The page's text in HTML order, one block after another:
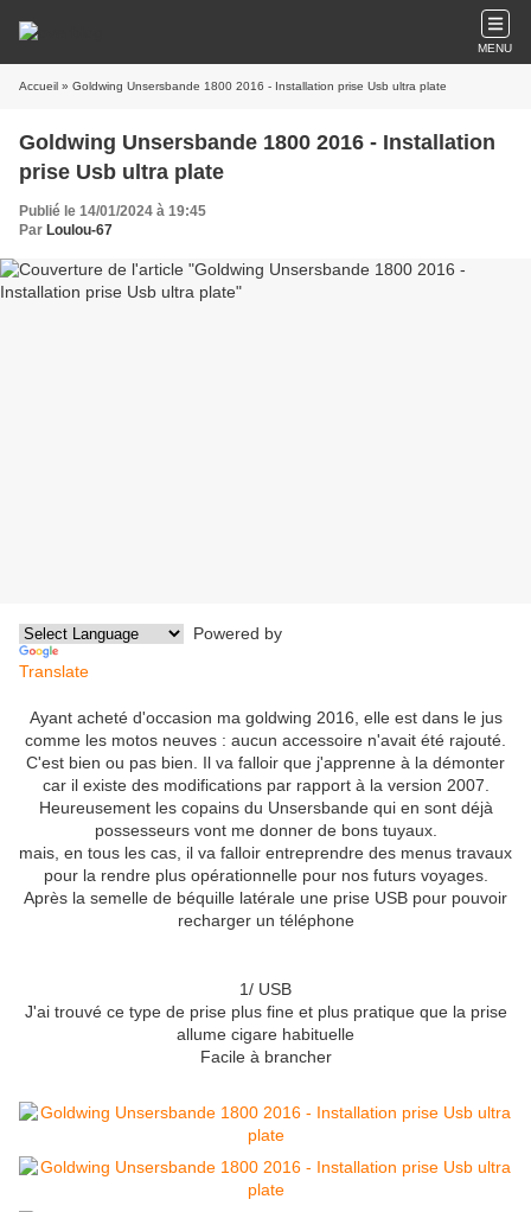
MENU
Accueil » Goldwing Unsersbande 1800 2016 - Installation prise Usb ultra plate
Goldwing Unsersbande 1800 2016 - Installation
prise Usb ultra plate
Publié le 14/01/2024 à 19:45
Par Loulou-67
Powered by
Translate
Ayant acheté d'occasion ma goldwing 2016, elle est dans le jus
comme les motos neuves : aucun accessoire n'avait été rajouté.
C'est bien ou pas bien. Il va falloir que j'apprenne à la démonter
car il existe des modifications par rapport à la version 2007.
Heureusement les copains du Unsersbande qui en sont déjà
possesseurs vont me donner de bons tuyaux.
mais, en tous les cas, il va falloir entreprendre des menus travaux
pour la rendre plus opérationnelle pour nos futurs voyages.
Après la semelle de béquille latérale une prise USB pour pouvoir
recharger un téléphone
1/ USB
J'ai trouvé ce type de prise plus fine et plus pratique que la prise
allume cigare habituelle
Facile à brancher